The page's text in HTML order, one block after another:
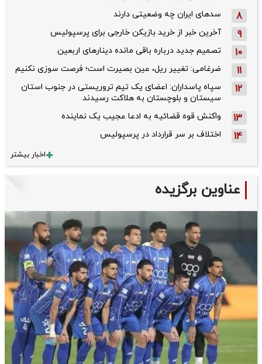
8 سدهای ایران چه وضعیتی دارند
9 آخرین خبر از خرید بازیکن خارجی برای پرسپولیس
10 تصمیم جدید درباره باقی مانده دینارهای اربعین
11 ضرغامی: تغییر ریل، عین بصیرت است؛ فرصت سوزی نکنیم
12
سپاه پاسداران: اعضای یک تیم تروریستی در جنوب استان
سیستان و بلوچستان به هلاکت رسیدند
13 واکنش قوه قضائیه به ادعا عجیب یک نماینده
14 اختلاف بر سر قرارداد در پرسپولیس
اخبار بیشتر
عناوین برگزیده